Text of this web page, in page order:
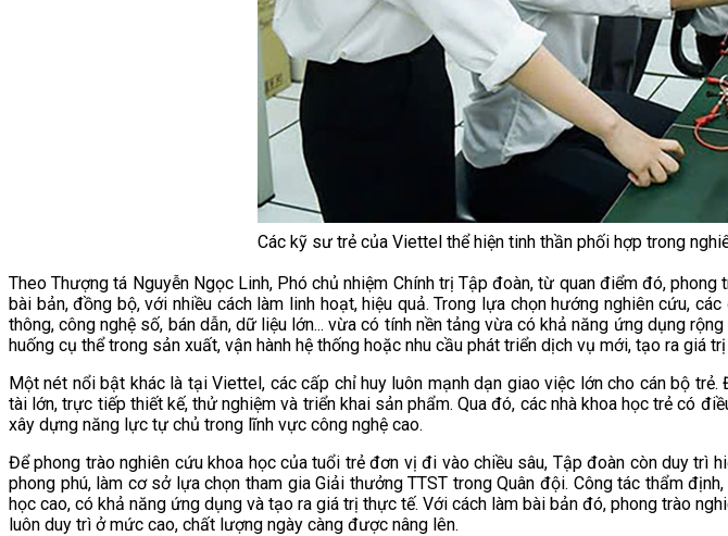
Các kỹ sư trẻ của Viettel thể hiện tinh thần phối hợp trong
Theo Thượng tá Nguyễn Ngọc Linh, Phó chủ nhiệm Chính trị Tập đoàn, từ quan điểm đó,
bài bản, đồng bộ, với nhiều cách làm linh hoạt, hiệu quả. Trong lựa chọn hướng nghiên cứu,
thông, công nghệ số, bán dẫn, dữ liệu lớn... vừa có tính nền tảng vừa có khả năng ứng dụng
huống cụ thể trong sản xuất, vận hành hệ thống hoặc nhu cầu phát triển dịch vụ mới, tạo ra giá
Một nét nổi bật khác là tại Viettel, các cấp chỉ huy luôn mạnh dạn giao việc lớn cho cán bộ
tài lớn, trực tiếp thiết kế, thử nghiệm và triển khai sản phẩm. Qua đó, các nhà khoa học trẻ có
xây dựng năng lực tự chủ trong lĩnh vực công nghệ cao.
Để phong trào nghiên cứu khoa học của tuổi trẻ đơn vị đi vào chiều sâu, Tập đoàn còn duy trì
phong phú, làm cơ sở lựa chọn tham gia Giải thưởng TTST trong Quân đội. Công tác thẩm
học cao, có khả năng ứng dụng và tạo ra giá trị thực tế. Với cách làm bài bản đó, phong trào
luôn duy trì ở mức cao, chất lượng ngày càng được nâng lên.